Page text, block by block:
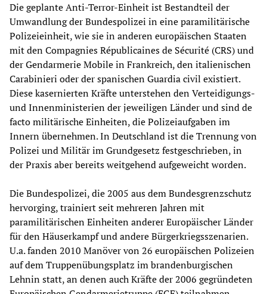
Die geplante Anti-Terror-Einheit ist Bestandteil der
Umwandlung der Bundespolizei in eine paramilitärische
Polizeieinheit, wie sie in anderen europäischen Staaten
mit den Compagnies Républicaines de Sécurité (CRS) und
der Gendarmerie Mobile in Frankreich, den italienischen
Carabinieri oder der spanischen Guardia civil existiert.
Diese kasernierten Kräfte unterstehen den Verteidigungs-
und Innenministerien der jeweiligen Länder und sind de
facto militärische Einheiten, die Polizeiaufgaben im
Innern übernehmen. In Deutschland ist die Trennung von
Polizei und Militär im Grundgesetz festgeschrieben, in
der Praxis aber bereits weitgehend aufgeweicht worden.
Die Bundespolizei, die 2005 aus dem Bundesgrenzschutz
hervorging, trainiert seit mehreren Jahren mit
paramilitärischen Einheiten anderer Europäischer Länder
für den Häuserkampf und andere Bürgerkriegsszenarien.
U.a. fanden 2010 Manöver von 26 europäischen Polizeien
auf dem Truppenübungsplatz im brandenburgischen
Lehnin statt, an denen auch Kräfte der 2006 gegründeten